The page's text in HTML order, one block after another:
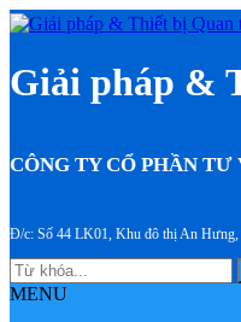
Giải pháp &
CÔNG TY CỔ PHẦN
Đ/c: Số 44 LK01, Khu đô thị An
MENU